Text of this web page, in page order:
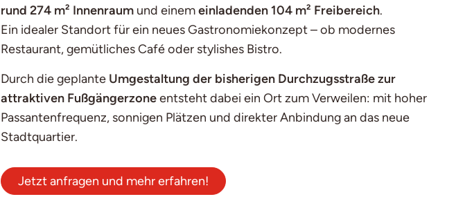
rund 274 m² Innenraum und einemeinladenden 104 m² Freibereich.
Ein idealer Standort für ein neues Gastronomiekonzept – ob modernes
Restaurant, gemütliches Café oder stylishes Bistro.
Durch die geplante Umgestaltung der bisherigen Durchzugsstraße zur
attraktiven Fußgängerzoneentsteht dabei ein Ort zum Verweilen: mit hoher
Passantenfrequenz, sonnigen Plätzen und direkter Anbindung an das neue
Stadtquartier.
Jetzt anfragen und mehr erfahren!